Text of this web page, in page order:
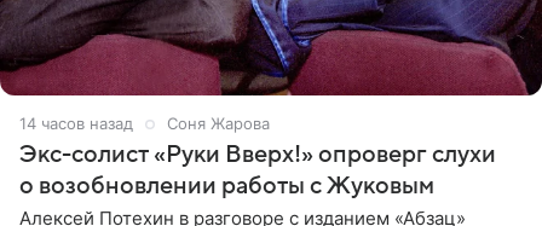
14 часов назад Соня Жарова
Экс-солист «Руки Вверх!» опроверг слухи
о возобновлении работы с Жуковым
Алексей Потехин в разговоре с изданием «Абзац»